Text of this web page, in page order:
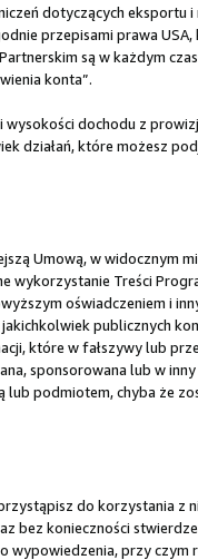
dotyczących eksportu i
przepisami prawa
są w każdym
konta”.
dochodu z
działań, które możesz
Umową, w widocznym
wykorzystanie Treści
oświadczeniem i
publicznych
które w fałszywy lub
sponsorowana lub w
podmiotem, chyba że
do korzystania z
bez konieczności
przy czym